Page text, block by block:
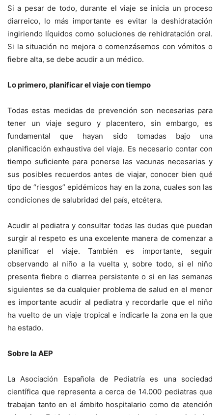
Si a pesar de todo, durante el viaje se inicia un proceso
diarreico, lo más importante es evitar la deshidratación
ingiriendo líquidos como soluciones de rehidratación oral.
Si la situación no mejora o comenzásemos con vómitos o
fiebre alta, se debe acudir a un médico.
Lo primero, planificar el viaje con tiempo
Todas estas medidas de prevención son necesarias para
tener un viaje seguro y placentero, sin embargo, es
fundamental que hayan sido tomadas bajo una
planificación exhaustiva del viaje. Es necesario contar con
tiempo suficiente para ponerse las vacunas necesarias y
sus posibles recuerdos antes de viajar, conocer bien qué
tipo de “riesgos” epidémicos hay en la zona, cuales son las
condiciones de salubridad del país, etcétera.
Acudir al pediatra y consultar todas las dudas que puedan
surgir al respeto es una excelente manera de comenzar a
planificar el viaje. También es importante, seguir
observando al niño a la vuelta y, sobre todo, si el niño
presenta fiebre o diarrea persistente o si en las semanas
siguientes se da cualquier problema de salud en el menor
es importante acudir al pediatra y recordarle que el niño
ha vuelto de un viaje tropical e indicarle la zona en la que
ha estado.
Sobre la AEP
La Asociación Española de Pediatría es una sociedad
científica que representa a cerca de 14.000 pediatras que
trabajan tanto en el ámbito hospitalario como de atención